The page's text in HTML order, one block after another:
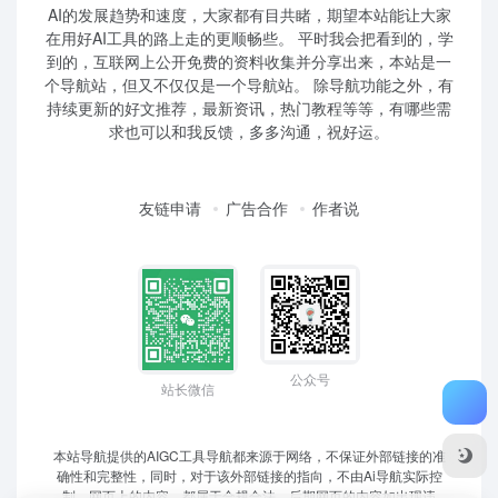
AI的发展趋势和速度，大家都有目共睹，期望本站能让大家
在用好AI工具的路上走的更顺畅些。 平时我会把看到的，学
到的，互联网上公开免费的资料收集并分享出来，本站是一
个导航站，但又不仅仅是一个导航站。 除导航功能之外，有
持续更新的好文推荐，最新资讯，热门教程等等，有哪些需
求也可以和我反馈，多多沟通，祝好运。
友链申请 广告合作 作者说
站长微信
公众号
本站导航提供的AIGC工具导航都来源于网络，不保证外部链接的准
确性和完整性，同时，对于该外部链接的指向，不由Ai导航实际控